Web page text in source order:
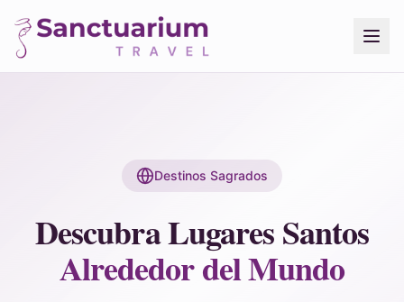
Destinos Sagrados
Descubra Lugares Santos
Alrededor del Mundo